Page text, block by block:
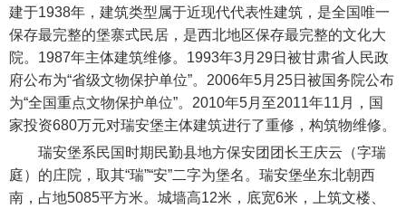
建于1938年，建筑类型属于近现代代表性建筑，是全国唯一
保存最完整的堡寨式民居，是西北地区保存最完整的文化大
院。1987年主体建筑维修。1993年3月29日被甘肃省人民政
府公布为“省级文物保护单位”。2006年5月25日被国务院公布
为“全国重点文物保护单位”。2010年5月至2011年11月，国
家投资680万元对瑞安堡主体建筑进行了重修，构筑物维修。
瑞安堡系民国时期民勤县地方保安团团长王庆云（字瑞
庭）的庄院，取其“瑞”“安”二字为堡名。瑞安堡坐东北朝西
南，占地5085平方米。城墙高12米，底宽6米，上筑文楼、